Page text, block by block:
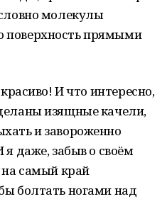
молекулы
поверхность прямыми
И что интересно,
изящные качели,
и завороженно
даже, забыв о своём
на самый край
болтать ногами над